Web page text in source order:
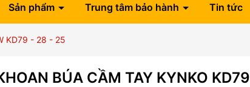
Sản phẩm Trung tâm bảo hành Tin tức
KD79 - 28 - 25
BÚA CẦM TAY KYNKO KD79